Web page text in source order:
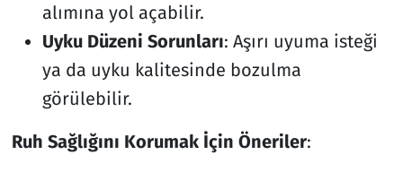
alımına yol açabilir.
Uyku Düzeni Sorunları: Aşırı uyuma isteği
ya da uyku kalitesinde bozulma
görülebilir.
Ruh Sağlığını Korumak İçin Öneriler: